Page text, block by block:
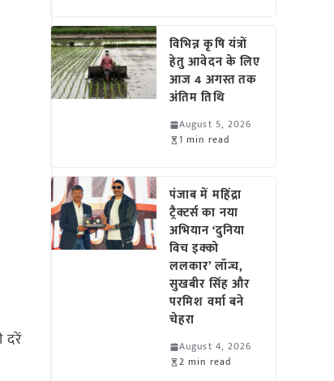
दरें
विभिन्न कृषि यंत्रों
हेतु आवेदन के लिए
आज 4 अगस्त तक
अंतिम तिथि
August 5, 2026
1 min read
पंजाब में महिंद्रा
ट्रैक्टर्स का नया
अभियान ‘दुनिया
विच इक्को
ललकार’ लॉन्च,
सुखबीर सिंह और
परमिश वर्मा बने
चेहरा
August 4, 2026
2 min read